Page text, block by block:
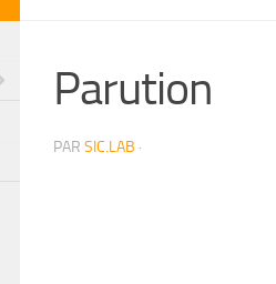
Parution
PAR SIC.LAB ·